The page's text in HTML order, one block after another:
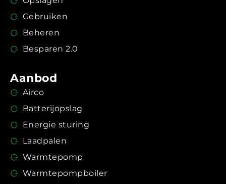
Gebruiken
Beheren
Besparen 2.0
Aanbod
Airco
Batterijopslag
Energie sturing
Laadpalen
Warmtepomp
Warmtepompboiler